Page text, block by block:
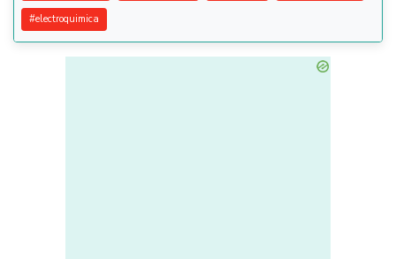
#electroquimica